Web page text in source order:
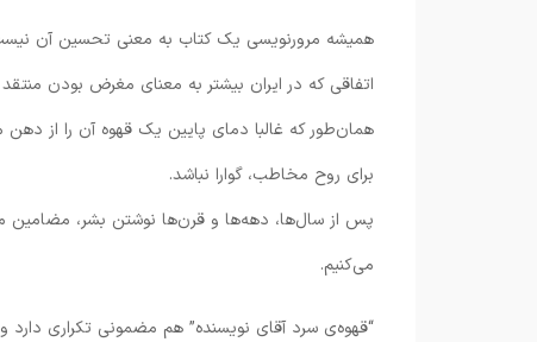
همیشه مرورنویسی یک کتاب به معنی تحسین آن نیست،
اتفاقی که در ایران بیشتر به معنای مغرض بودن
همان‌طور که غالبا دمای پایین یک قهوه آن را از
برای روح مخاطب، گوارا نباشد.
پس از سال‌ها، دهه‌ها و قرن‌ها نوشتن بشر، مضامین
می‌کنیم.
“قهوه‌ی سرد آقای نویسنده” هم مضمونی تکراری دارد